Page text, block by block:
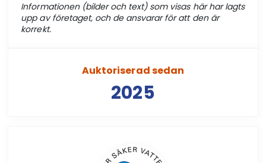
Informationen (bilder och text) som visas här har lagts
upp av företaget, och de ansvarar för att den är
korrekt.
Auktoriserad sedan
2025